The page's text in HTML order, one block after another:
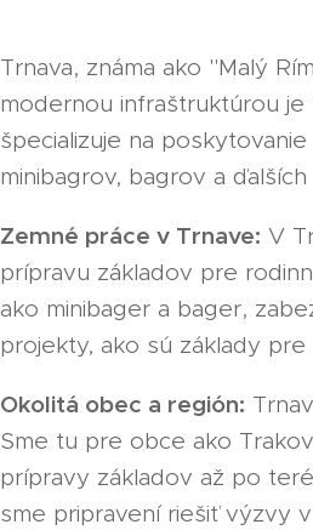
Trnava, známa ako "Malý
modernou infraštruktúrou je
špecializuje na
minibagrov, bagrov a
Zemné práce v Trnave: V
prípravu základov pre
ako minibager a bager,
projekty, ako sú základy
Okolitá obec a región:
Sme tu pre obce ako
prípravy základov až po
sme pripravení riešiť výzvy